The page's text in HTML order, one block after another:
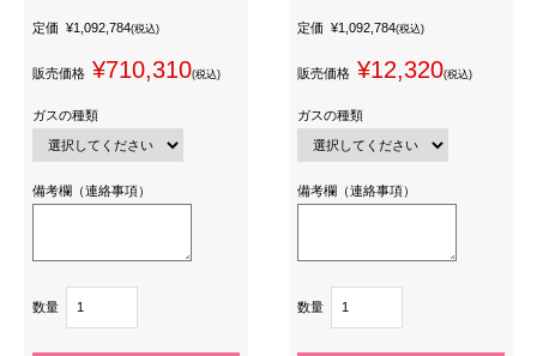
定価 ¥1,092,784(税込)
販売価格 ¥710,310(税込)
ガスの種類
備考欄（連絡事項）
数量
定価 ¥1,092,784(税込)
販売価格 ¥12,320(税込)
ガスの種類
備考欄（連絡事項）
数量